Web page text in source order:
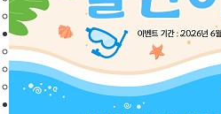
실기시험
드론교육과정
교육기관
교육과정
교육비용
헬리콥터교육과정